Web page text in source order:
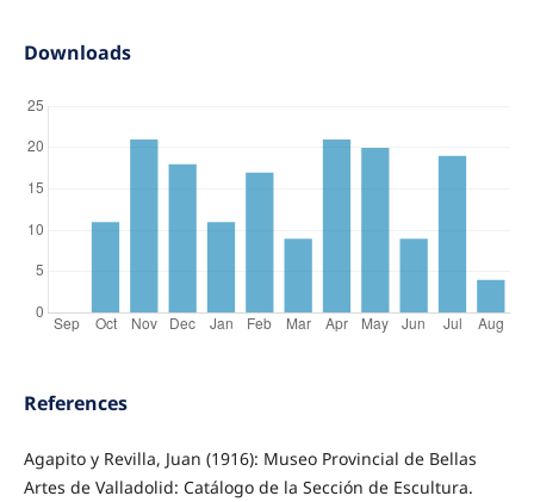
Downloads
References
Agapito y Revilla, Juan (1916): Museo Provincial de Bellas
Artes de Valladolid: Catálogo de la Sección de Escultura.